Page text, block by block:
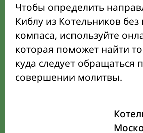
Чтобы определить
Киблу из Котельников
компаса, используйте
которая поможет найти
куда следует обращаться
совершении молитвы.